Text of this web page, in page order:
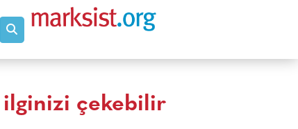
ilginizi çekebilir